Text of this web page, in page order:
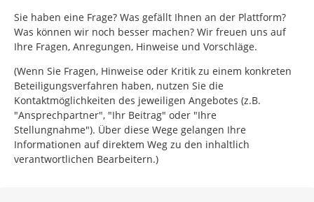
Sie haben eine Frage? Was gefällt Ihnen an der Plattform?
Was können wir noch besser machen? Wir freuen uns auf
Ihre Fragen, Anregungen, Hinweise und Vorschläge.
(Wenn Sie Fragen, Hinweise oder Kritik zu einem konkreten
Beteiligungsverfahren haben, nutzen Sie die
Kontaktmöglichkeiten des jeweiligen Angebotes (z.B.
"Ansprechpartner", "Ihr Beitrag" oder "Ihre
Stellungnahme"). Über diese Wege gelangen Ihre
Informationen auf direktem Weg zu den inhaltlich
verantwortlichen Bearbeitern.)